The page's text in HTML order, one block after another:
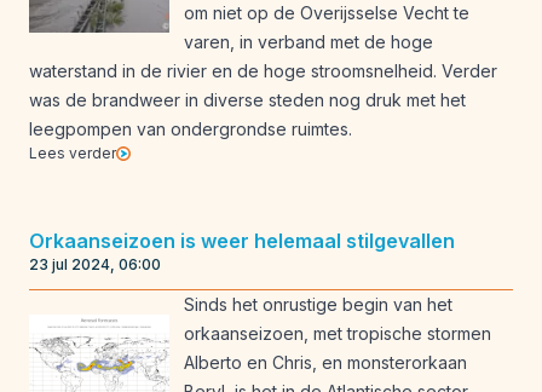
om niet op de Overijsselse Vecht te
varen, in verband met de hoge
waterstand in de rivier en de hoge stroomsnelheid. Verder
was de brandweer in diverse steden nog druk met het
leegpompen van ondergrondse ruimtes.
Lees verder
Orkaanseizoen is weer helemaal stilgevallen
23 jul 2024, 06:00
Sinds het onrustige begin van het
orkaanseizoen, met tropische stormen
Alberto en Chris, en monsterorkaan